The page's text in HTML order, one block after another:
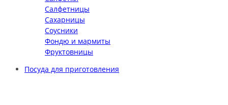
Салфетницы
Сахарницы
Соусники
Фондю и мармиты
Фруктовницы
Посуда для приготовления